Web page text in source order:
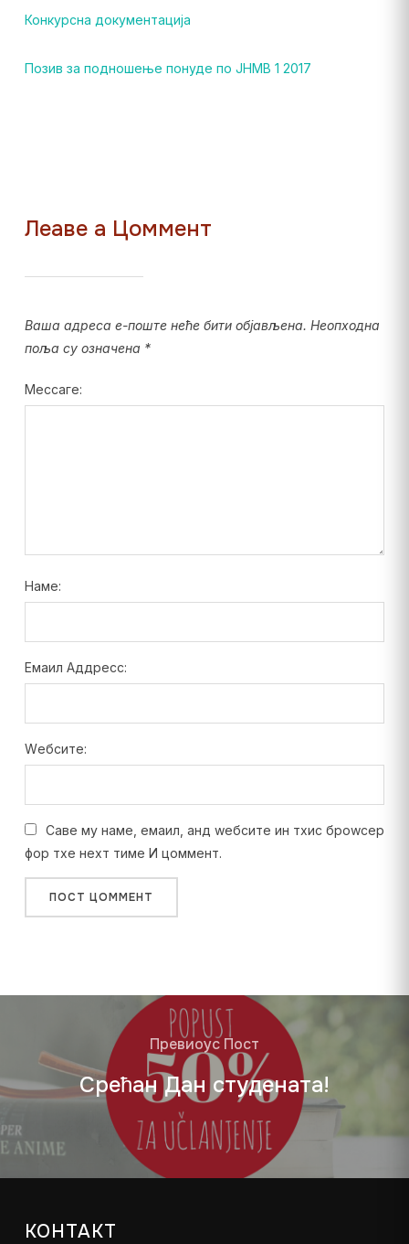
Конкурсна документација
Позив за подношење понуде по ЈНМВ 1 2017
Леаве а Цоммент
Ваша адреса е-поште неће бити објављена. Неопходна
поља су означена *
Мессаге:
Наме:
Емаил Аддресс:
Wебсите:
Саве мy наме, емаил, анд wебсите ин тхис броwсер
фор тхе неxт тиме И цоммент.
Превиоус Пост
Срећан Дан студената!
КОНТАКТ